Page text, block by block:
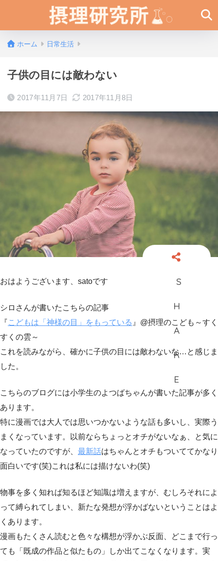
ホーム 日常生活
子供の目には敵わない
2017年11月7日 2017年11月8日
おはようございます、satoです
シロさんが書いたこちらの記事
『こどもは「神様の目」をもっている 』@摂理のこども～すく
すくの雲～
これを読みながら、確かに子供の目には敵わないな…と感じま
した。
こちらのブログには小学生のよつばちゃんが書いた記事が多く
あります。
特に漫画では大人では思いつかないような話も多いし、実際う
まくなっています。以前ならちょっとオチがないなぁ、と気に
なっていたのですが、 最新話はちゃんとオチもついててかなり
面白いです(笑)これは私には描けないわ(笑)
物事を多く知れば知るほど知識は増えますが、むしろそれによ
って縛られてしまい、新たな発想が浮かばないということはよ
くあります。
漫画もたくさん読むと色々な構想が浮かぶ反面、どこまで行っ
ても「既成の作品と似たもの」しか出てこなくなります。実